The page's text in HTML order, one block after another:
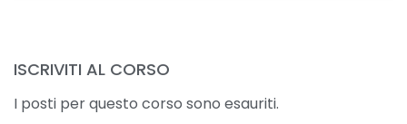
ISCRIVITI AL CORSO
I posti per questo corso sono esauriti.